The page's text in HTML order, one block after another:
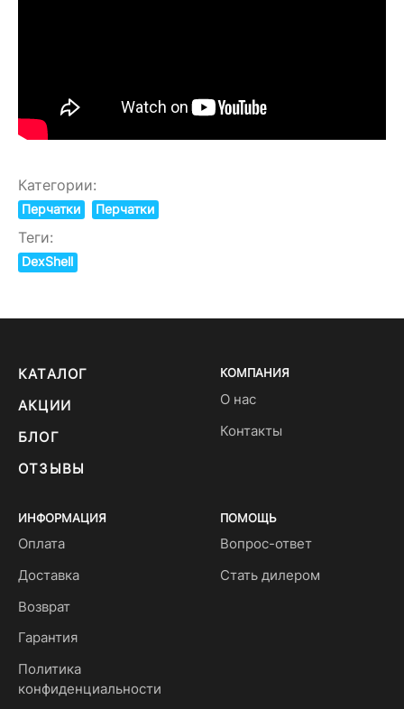
Категории:
Перчатки Перчатки
Теги:
DexShell
КАТАЛОГ
АКЦИИ
БЛОГ
ОТЗЫВЫ
КОМПАНИЯ
О нас
Контакты
ИНФОРМАЦИЯ
Оплата
Доставка
Возврат
Гарантия
Политика
конфиденциальности
ПОМОЩЬ
Вопрос-ответ
Стать дилером